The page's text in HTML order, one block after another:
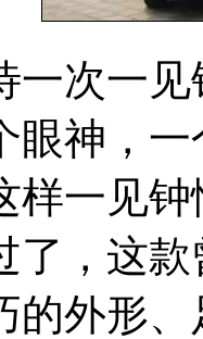
一次一
眼神，
样一见
了，这
的外形